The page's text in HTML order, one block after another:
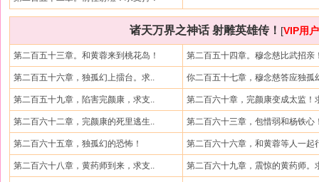
诸天万界之神话 射雕英雄传！ [VIP用
第二百五十三章。和黄蓉来到桃花岛！ 第二百五十四章。穆念慈比武招亲
第二百五十六章，独孤幻上擂台。求.. 你二百五十七章，穆念慈答应独孤
第二百五十九章，陷害完颜康，求支.. 第二百六十章，完颜康变成太监！
第二百六十二章，完颜康的死里逃生.. 第二百六十三章，包惜弱和杨铁心
第二百六十五章，独孤幻的恐怖！ 第二百六十六章，和黄蓉等人一起
第二百六十八章，黄药师到来，求支.. 第二百六十九章，震惊的黄药师。